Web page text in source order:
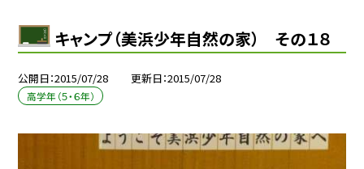
キャンプ（美浜少年自然の家） その１８
公開日 2015/07/28 更新日 2015/07/28
高学年（５・６年）